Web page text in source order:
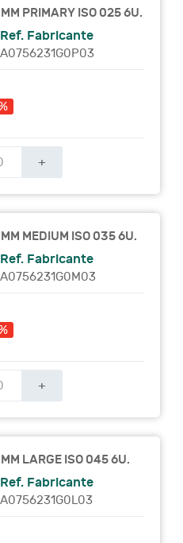
PRIMARY ISO 025 6U.
Ref. Fabricante
A0756231G0P03
+
MEDIUM ISO 035 6U.
Ref. Fabricante
A0756231G0M03
+
LARGE ISO 045 6U.
Ref. Fabricante
A0756231G0L03